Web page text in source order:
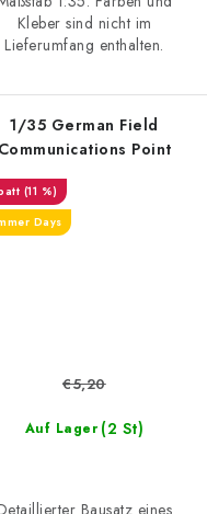
Kleber sind nicht im
Lieferumfang enthalten.
1/35 German Field
Communications Point
(11 %)
Days
Auf Lager (2 St)
€5,20
Bausatz eines